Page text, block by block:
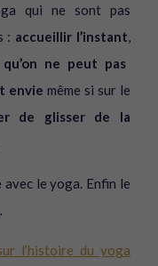
qui ne sont pas
: accueillir l’instant
ne peut pas
envie même si sur le
de glisser de la
le yoga. Enfin le
l’histoire du yoga